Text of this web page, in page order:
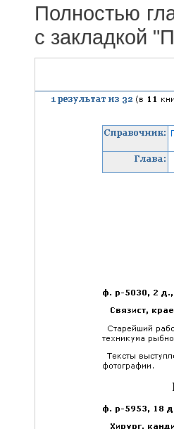
Полностью
с закладкой